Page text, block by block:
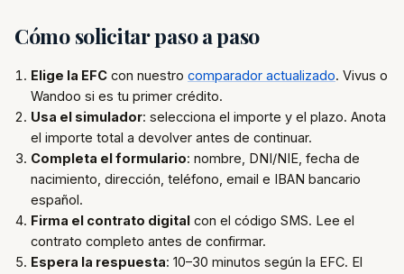
Cómo solicitar paso a paso
Elige la EFC con nuestro comparador actualizado. Vivus o
Wandoo si es tu primer crédito.
Usa el simulador: selecciona el importe y el plazo. Anota
el importe total a devolver antes de continuar.
Completa el formulario: nombre, DNI/NIE, fecha de
nacimiento, dirección, teléfono, email e IBAN bancario
español.
Firma el contrato digital con el código SMS. Lee el
contrato completo antes de confirmar.
Espera la respuesta: 10–30 minutos según la EFC. El